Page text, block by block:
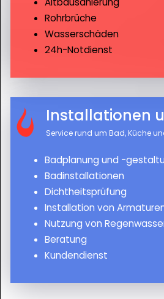
Rohrbrüche
Wasserschäden
24h-Notdienst
Installationen
Service rund um Bad, Küche
Badplanung und -
Badinstallationen
Dichtheitsprüfung
Installation von
Nutzung von
Beratung
Kundendienst